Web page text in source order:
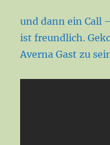
und dann ein Call
ist freundlich.
Averna Gast zu